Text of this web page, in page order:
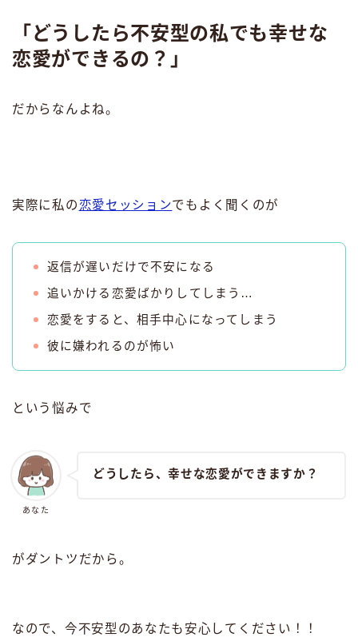
「どうしたら不安型の私でも幸せな
恋愛ができるの？」
だからなんよね。
実際に私の 恋愛セッションでもよく聞くのが
返信が遅いだけで不安になる
追いかける恋愛ばかりしてしまう…
恋愛をすると、相手中心になってしまう
彼に嫌われるのが怖い
という悩みで
あなた
どうしたら、幸せな恋愛ができますか？
がダントツだから。
なので、今不安型のあなたも安心してください！！